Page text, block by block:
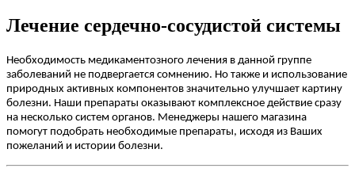
Лечение сердечно-сосудистой системы
Необходимость медикаментозного лечения в данной группе
заболеваний не подвергается сомнению. Но также и использование
природных активных компонентов значительно улучшает картину
болезни. Наши препараты оказывают комплексное действие сразу
на несколько систем органов. Менеджеры нашего магазина
помогут подобрать необходимые препараты, исходя из Ваших
пожеланий и истории болезни.